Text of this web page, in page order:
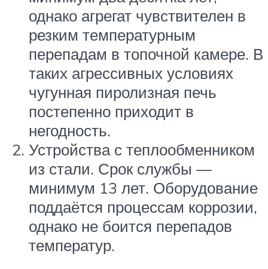
однако агрегат чувствителен в
резким температурным
перепадам в топочной камере. В
таких агрессивных условиях
чугунная пиролизная печь
постепенно приходит в
негодность.
Устройства с теплообменником
из стали. Срок службы —
минимум 13 лет. Оборудование
поддаётся процессам коррозии,
однако не боится перепадов
температур.